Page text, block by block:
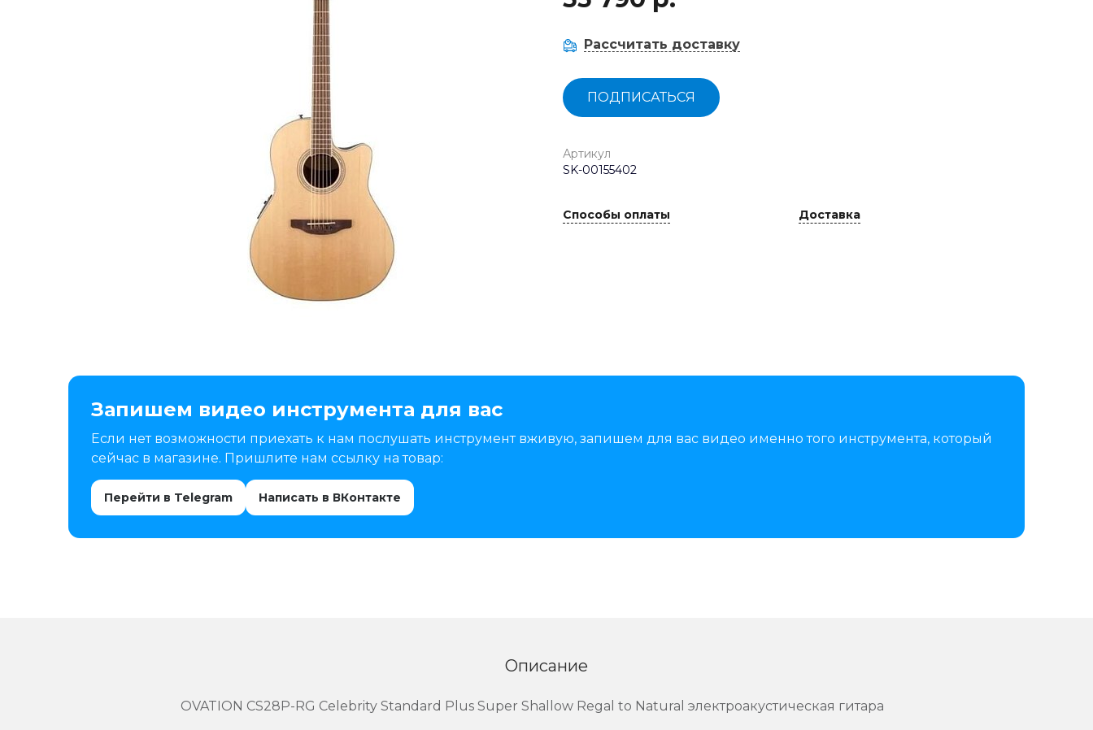
Рассчитать доставку
ПОДПИСАТЬСЯ
Артикул
SK-00155402
Способы оплаты Доставка
Запишем видео инструмента для вас
Если нет возможности приехать к нам послушать инструмент вживую, запишем для вас видео именно того инструмента, который
сейчас в магазине. Пришлите нам ссылку на товар:
Перейти в Telegram Написать в ВКонтакте
Описание
OVATION CS28P-RG Celebrity Standard Plus Super Shallow Regal to Natural электроакустическая гитара